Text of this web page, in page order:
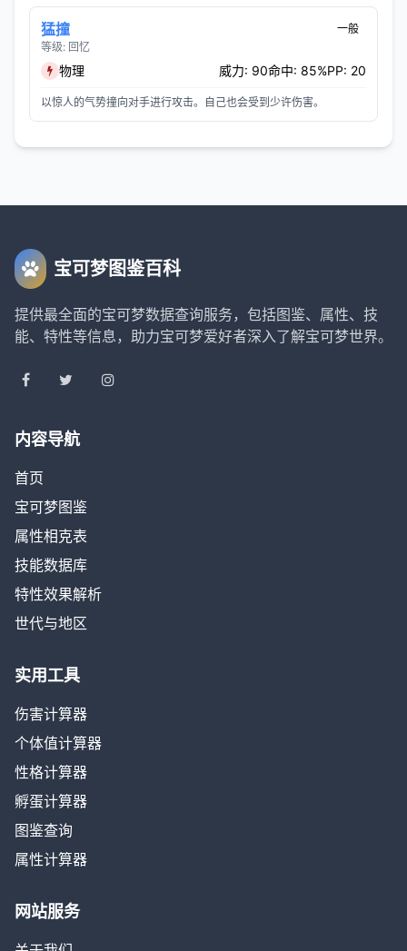
猛撞
等级: 回忆
一般
物理 威力: 90命中: 85%PP: 20
以惊人的气势撞向对手进行攻击。自己也会受到少许伤害。
宝可梦图鉴百科
提供最全面的宝可梦数据查询服务，包括图鉴、属性、技
能、特性等信息，助力宝可梦爱好者深入了解宝可梦世界。
内容导航
首页
宝可梦图鉴
属性相克表
技能数据库
特性效果解析
世代与地区
实用工具
伤害计算器
个体值计算器
性格计算器
孵蛋计算器
图鉴查询
属性计算器
网站服务